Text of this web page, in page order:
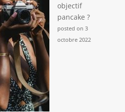
objectif
pancake ?
posted on 3
octobre 2022